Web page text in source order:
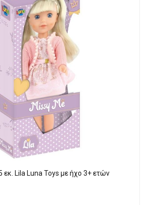
εκ. Lila Luna Τοys με ήχο 3+ ετών